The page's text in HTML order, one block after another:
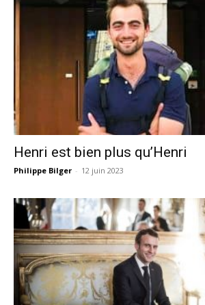
Henri est bien plus qu’Henri
Philippe Bilger - 12 juin 2023